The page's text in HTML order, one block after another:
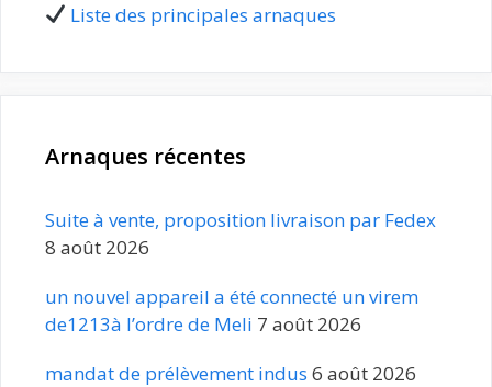
Liste des principales arnaques
Arnaques récentes
Suite à vente, proposition livraison par Fedex
8 août 2026
un nouvel appareil a été connecté un virem
de1213à l’ordre de Meli 7 août 2026
mandat de prélèvement indus 6 août 2026